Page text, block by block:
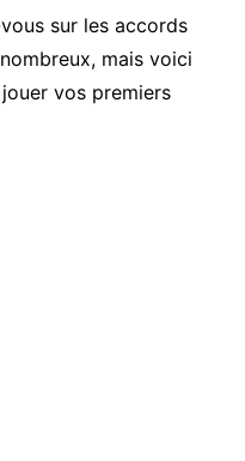
sur les accords
mais voici
vos premiers